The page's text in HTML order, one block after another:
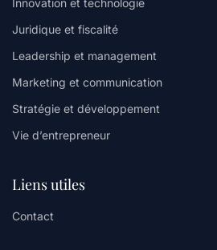
Juridique et fiscalité
Leadership et management
Marketing et communication
Stratégie et développement
Vie d’entrepreneur
Liens utiles
Contact